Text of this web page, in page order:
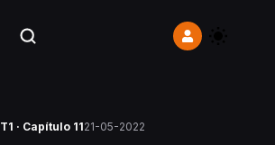
T1 · Capítulo 1121-05-2022